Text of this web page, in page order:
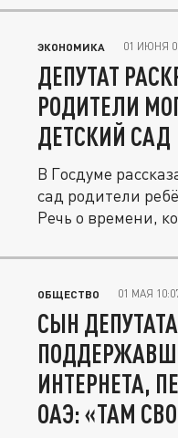
ЭКОНОМИКА 01 ИЮНЯ
ДЕПУТАТ
РОДИТЕЛИ
ДЕТСКИЙ САД
В Госдуме
сад родители
Речь о времени,
ОБЩЕСТВО 01 МАЯ
СЫН
ИНТЕРНЕТА,
ОАЭ: «ТАМ